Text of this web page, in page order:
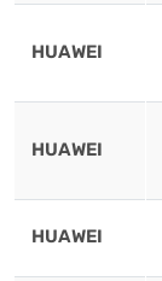
HUAWEI
HUAWEI
HUAWEI